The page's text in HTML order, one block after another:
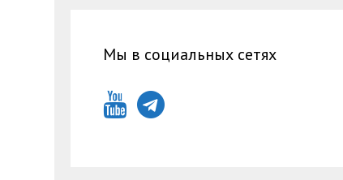
Мы в социальных сетях